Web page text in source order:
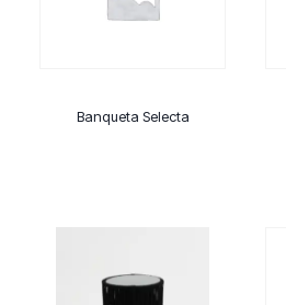
Banqueta Selecta